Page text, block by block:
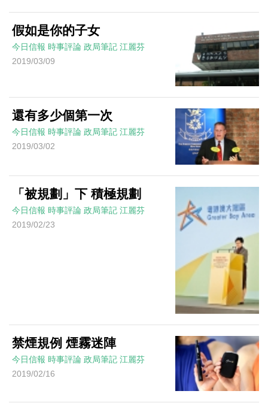
假如是你的子女
今日信報 時事評論 政局筆記 江麗芬
2019/03/09
還有多少個第一次
今日信報 時事評論 政局筆記 江麗芬
2019/03/02
「被規劃」下 積極規劃
今日信報 時事評論 政局筆記 江麗芬
2019/02/23
禁煙規例 煙霧迷陣
今日信報 時事評論 政局筆記 江麗芬
2019/02/16